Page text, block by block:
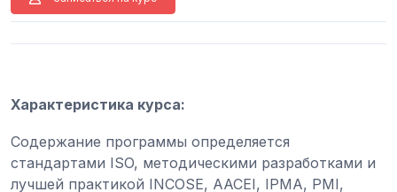
Характеристика курса:
Содержание программы определяется
стандартами ISO, методическими разработками и
лучшей практикой INCOSE, AACEI, IPMA, PMI,